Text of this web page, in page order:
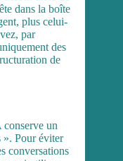
dans la boîte
plus celui-
par
des
de
un
». Pour éviter
conversations